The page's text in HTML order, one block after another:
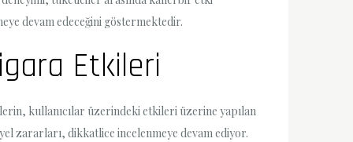
devam edeceğini göstermektedir.
Etkileri
kullanıcılar üzerindeki etkileri üzerine yapılan
zararları, dikkatlice incelenmeye devam ediyor.